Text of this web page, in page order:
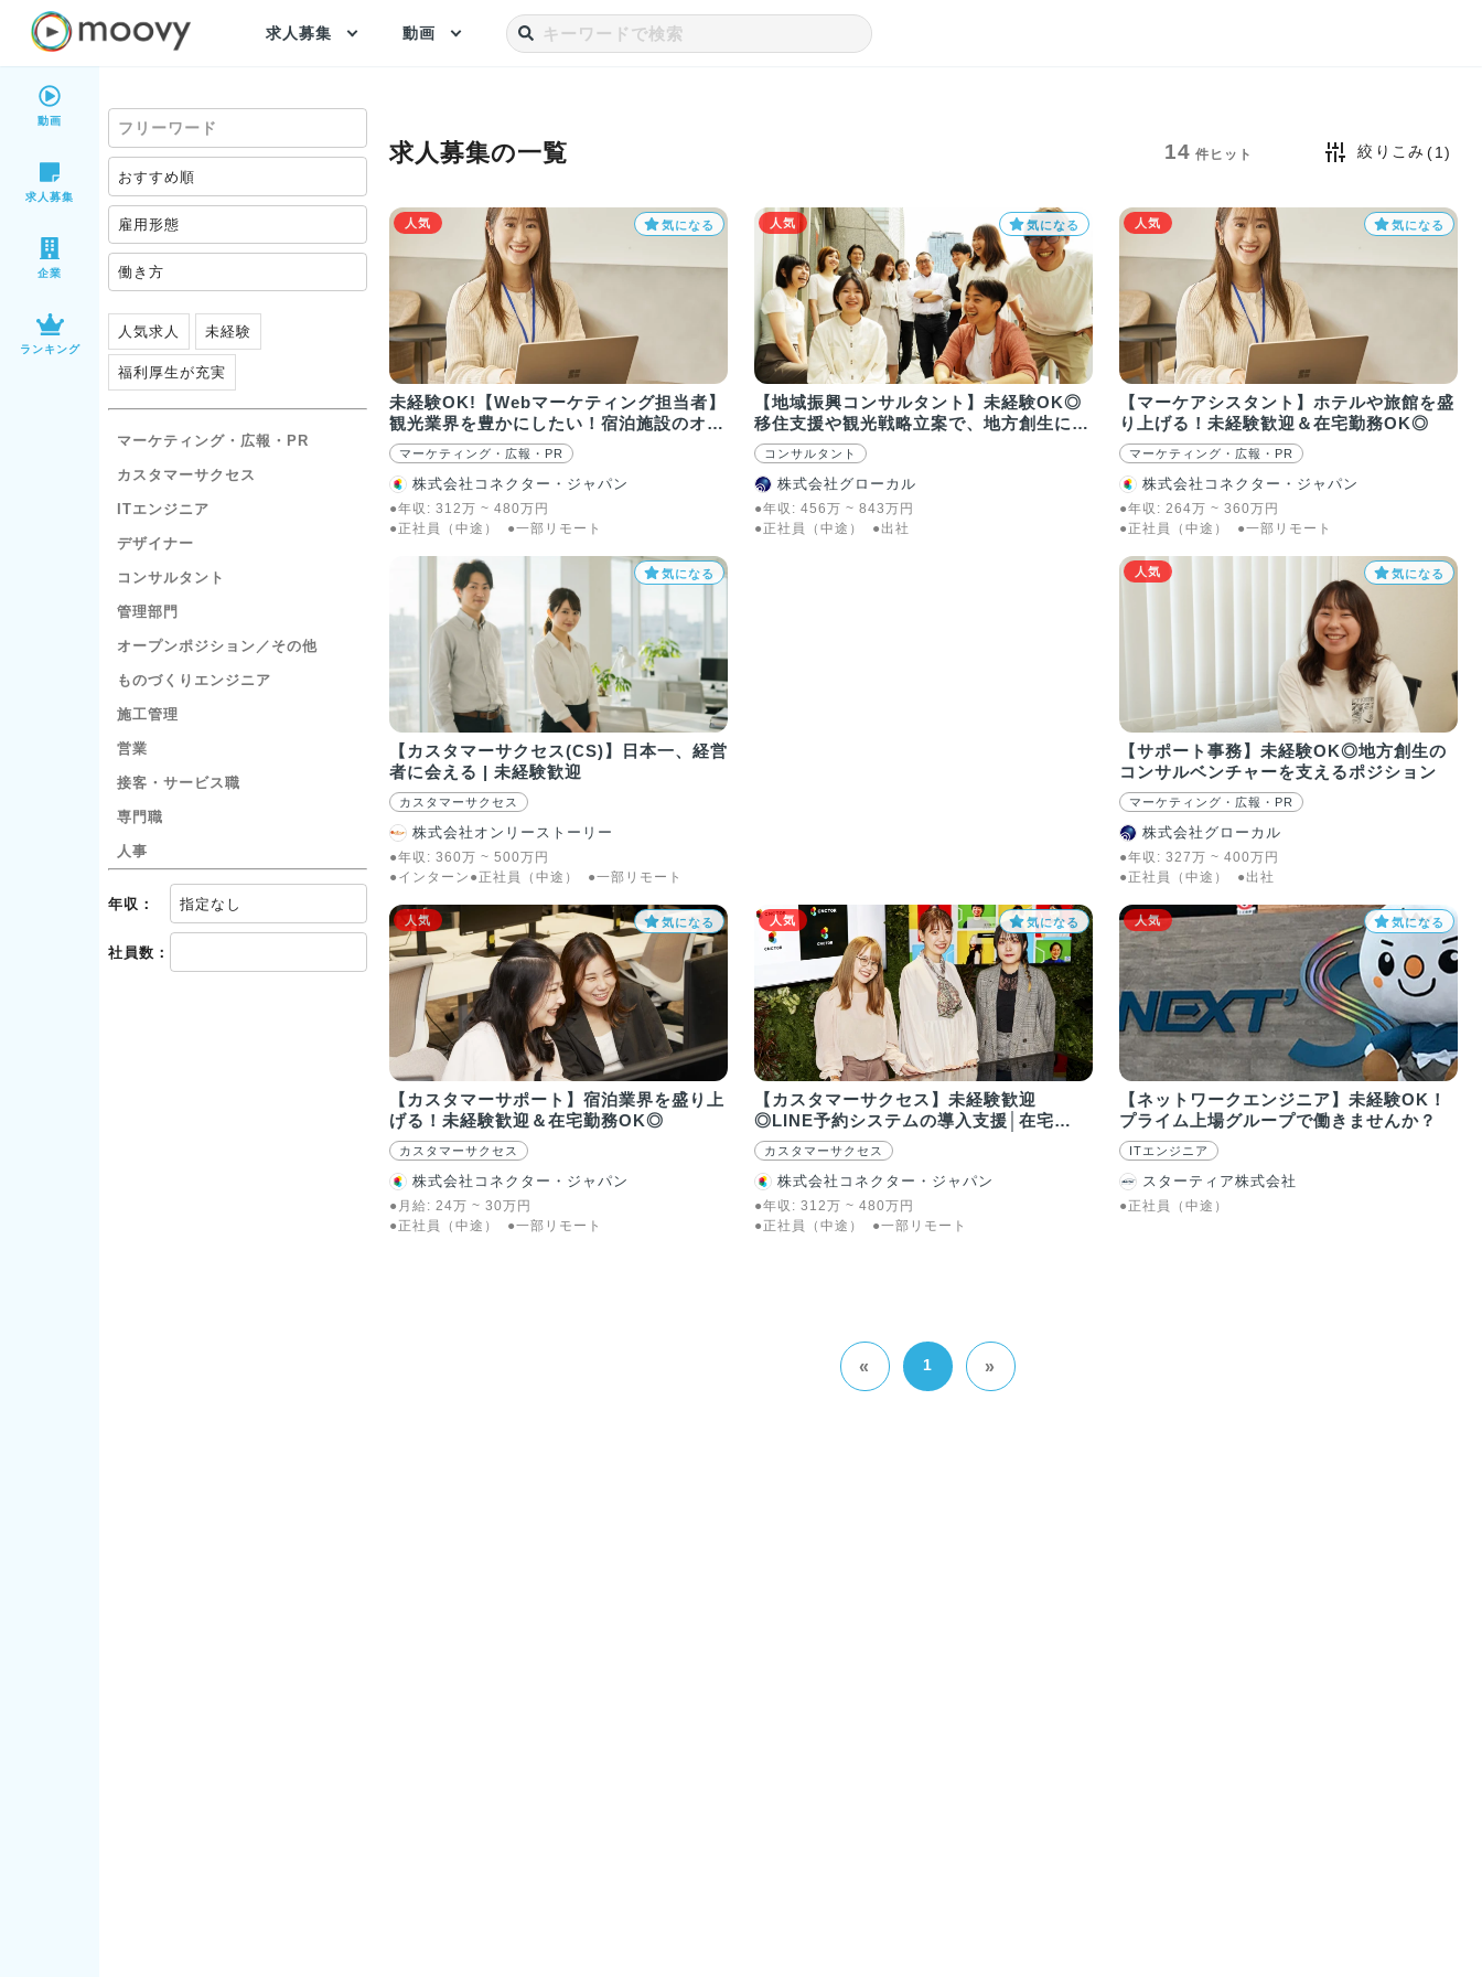
求人募集 動画
動画
求人募集
企業
ランキング
おすすめ順
雇用形態
働き方
人気求人 未経験
福利厚生が充実
マーケティング・広報・PR
カスタマーサクセス
ITエンジニア
デザイナー
コンサルタント
管理部門
オープンポジション／その他
ものづくりエンジニア
施工管理
営業
接客・サービス職
専門職
人事
年収： 指定なし
社員数：
求人募集の一覧 14 件ヒット 絞りこみ (1)
人気 気になる
未経験OK!【Webマーケティング担当者】
観光業界を豊かにしたい！宿泊施設のオン
ライン集客サポート
マーケティング・広報・PR
株式会社コネクター・ジャパン
●年収: 312万 ~ 480万 円
●正社員（中途）
●一部リモート
人気 気になる
【地域振興コンサルタント】未経験OK◎
移住支援や観光戦略立案で、地方創生に貢
献！
コンサルタント
株式会社グローカル
●年収: 456万 ~ 843万 円
●正社員（中途）
●出社
人気 気になる
【マーケアシスタント】ホテルや旅館を盛
り上げる！未経験歓迎＆在宅勤務OK◎
マーケティング・広報・PR
株式会社コネクター・ジャパン
●年収: 264万 ~ 360万 円
●正社員（中途）
●一部リモート
気になる
【カスタマーサクセス(CS)】日本一、経営
者に会える | 未経験歓迎
カスタマーサクセス
株式会社オンリーストーリー
●年収: 360万 ~ 500万 円
●インターン ●正社員（中途） ●一部リモート
人気 気になる
【サポート事務】未経験OK◎地方創生の
コンサルベンチャーを支えるポジション
マーケティング・広報・PR
株式会社グローカル
●年収: 327万 ~ 400万 円
●正社員（中途）
●出社
人気 気になる
【カスタマーサポート】宿泊業界を盛り上
げる！未経験歓迎＆在宅勤務OK◎
カスタマーサクセス
株式会社コネクター・ジャパン
●月給: 24万 ~ 30万 円
●正社員（中途）
●一部リモート
人気 気になる
【カスタマーサクセス】未経験歓迎
◎LINE予約システムの導入支援│在宅
OK！
カスタマーサクセス
株式会社コネクター・ジャパン
●年収: 312万 ~ 480万 円
●正社員（中途）
●一部リモート
人気 気になる
【ネットワークエンジニア】未経験OK！
プライム上場グループで働きませんか？
ITエンジニア
スターティア株式会社
●正社員（中途）
« 1 »